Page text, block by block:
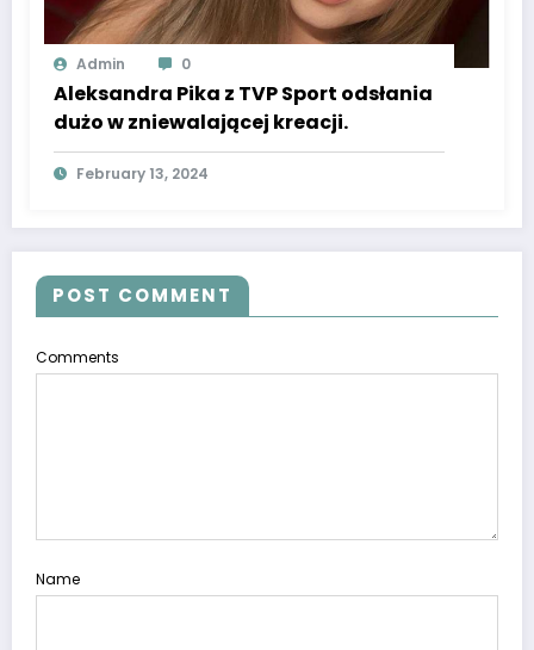
Admin 0
Aleksandra Pika z TVP Sport odsłania
dużo w zniewalającej kreacji.
February 13, 2024
POST COMMENT
Comments
Name